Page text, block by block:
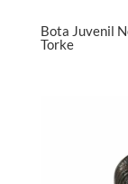
Bota Juvenil
Torke